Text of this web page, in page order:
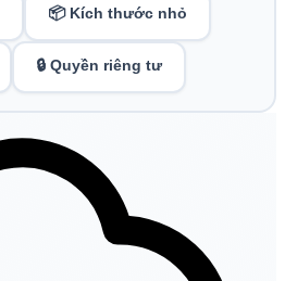
📦 Kích thước nhỏ
🔒 Quyền riêng tư